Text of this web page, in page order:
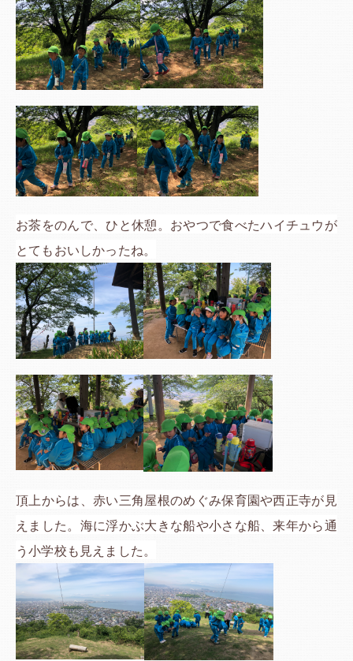
お茶をのんで、ひと休憩。おやつで食べたハイチュウが
とてもおいしかったね。
頂上からは、赤い三角屋根のめぐみ保育園や西正寺が見
えました。海に浮かぶ大きな船や小さな船、来年から通
う小学校も見えました。